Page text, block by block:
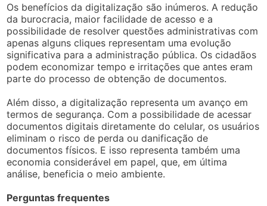
Os benefícios da digitalização são inúmeros. A redução
da burocracia, maior facilidade de acesso e a
possibilidade de resolver questões administrativas com
apenas alguns cliques representam uma evolução
significativa para a administração pública. Os cidadãos
podem economizar tempo e irritações que antes eram
parte do processo de obtenção de documentos.
Além disso, a digitalização representa um avanço em
termos de segurança. Com a possibilidade de acessar
documentos digitais diretamente do celular, os usuários
eliminam o risco de perda ou danificação de
documentos físicos. E isso representa também uma
economia considerável em papel, que, em última
análise, beneficia o meio ambiente.
Perguntas frequentes